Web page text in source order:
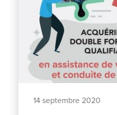
14 septembre 2020